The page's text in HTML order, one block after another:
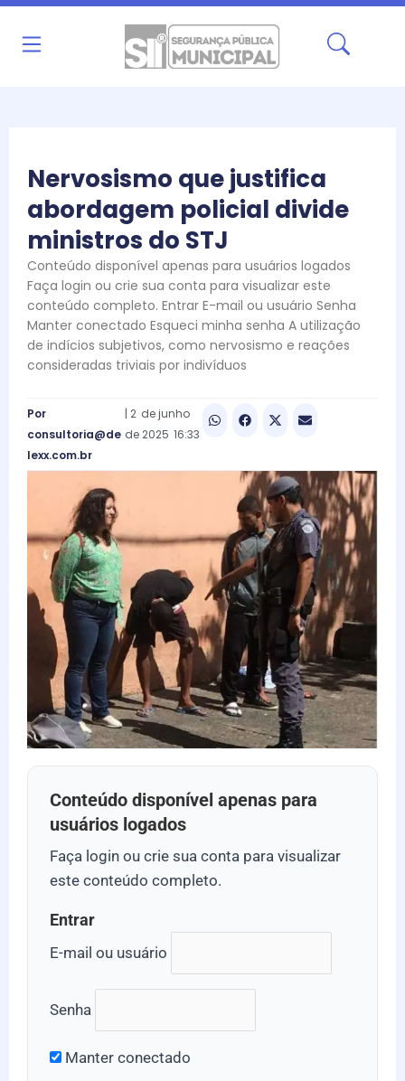
Ir
Nervosismo que justifica
abordagem policial divide
ministros do STJ
Conteúdo disponível apenas para usuários logados
Faça login ou crie sua conta para visualizar este
conteúdo completo. Entrar E-mail ou usuário Senha
Manter conectado Esqueci minha senha A utilização
de indícios subjetivos, como nervosismo e reações
consideradas triviais por indivíduos
Por
consultoria@de
lexx.com.br
| 2 dejunho
de 2025 16:33
Conteúdo disponível apenas para
usuários logados
Faça login ou crie sua conta para visualizar
este conteúdo completo.
Entrar
E-mail ou usuário
Senha
Manter conectado